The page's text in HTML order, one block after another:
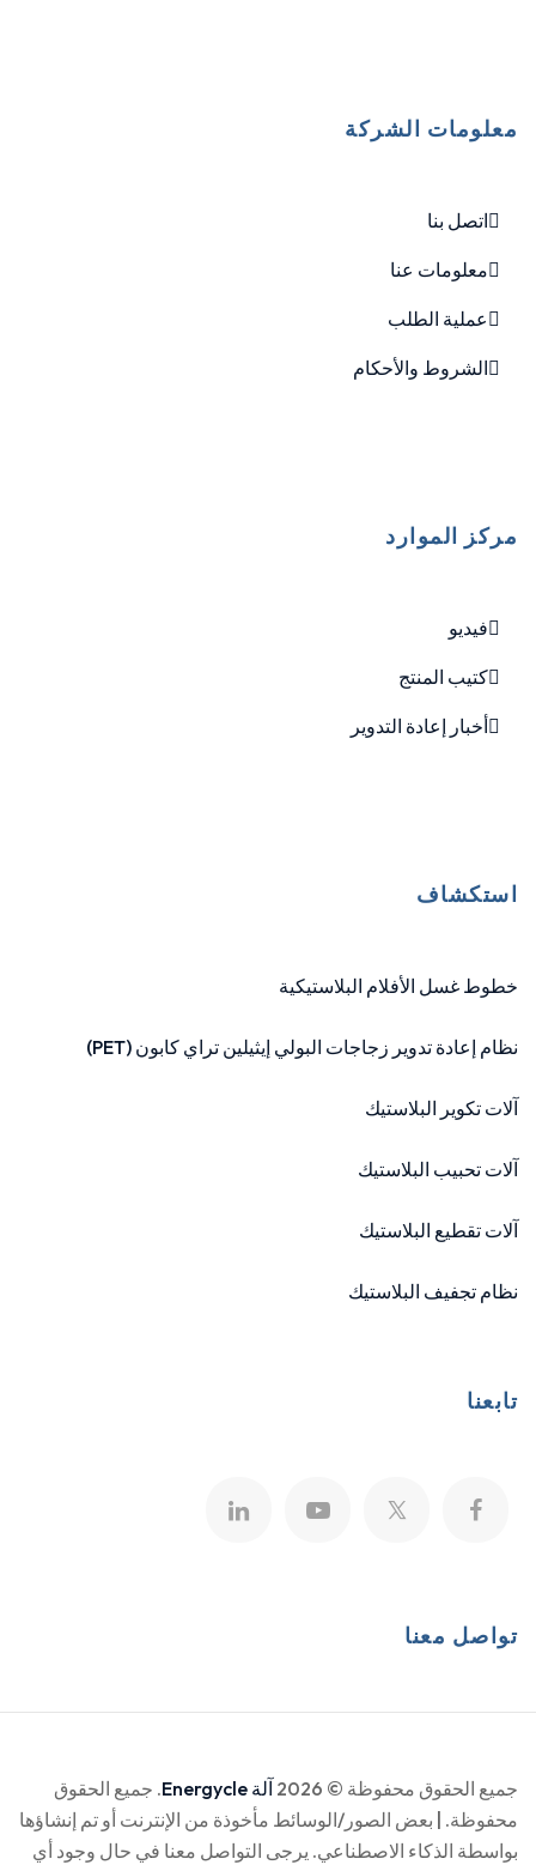
معلومات الشركة
اتصل بنا
معلومات عنا
عملية الطلب
الشروط والأحكام
مركز الموارد
فيديو
كتيب المنتج
أخبار إعادة التدوير
استكشاف
خطوط غسل الأفلام البلاستيكية
نظام إعادة تدوير زجاجات البولي إيثيلين تراي كابون (PET)
آلات تكوير البلاستيك
آلات تحبيب البلاستيك
آلات تقطيع البلاستيك
نظام تجفيف البلاستيك
تابعنا
تواصل معنا
جميع الحقوق محفوظة © 2026 آلة Energycle
. جميع الحقوق
محفوظة. | بعض الصور/الوسائط مأخوذة من الإنترنت أو تم إنشاؤها
بواسطة الذكاء الاصطناعي. يرجى التواصل معنا في حال وجود أي